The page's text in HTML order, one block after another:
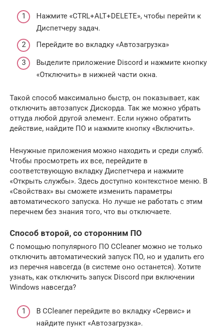
Нажмите «CTRL+ALT+DELETE», чтобы перейти к
Диспетчеру задач.
Перейдите во вкладку «Автозагрузка»
Выделите приложение Discord и нажмите кнопку
«Отключить» в нижней части окна.
Такой способ максимально быстр, он показывает, как
отключить автозапуск Дискорда. Так же можно убрать
оттуда любой другой элемент. Если нужно обратить
действие, найдите ПО и нажмите кнопку «Включить».
Ненужные приложения можно находить и среди служб.
Чтобы просмотреть их все, перейдите в
соответствующую вкладку Диспетчера и нажмите
«Открыть службы». Здесь доступно контекстное меню. В
«Свойствах» вы сможете изменить параметры
автоматического запуска. Но лучше не работать с этим
перечнем без знания того, что вы отключаете.
Способ второй, со сторонним ПО
С помощью популярного ПО CCleaner можно не только
отключить автоматический запуск ПО, но и удалить его
из перечня навсегда (в системе оно останется). Хотите
узнать, как отключить запуск Discord при включении
Windows навсегда?
В CCleaner перейдите во вкладку «Сервис» и
найдите пункт «Автозагрузка».